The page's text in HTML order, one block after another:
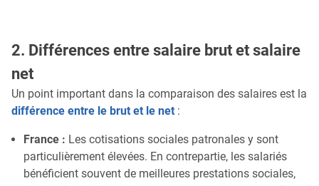
2. Différences entre salaire brut et salaire
net
Un point important dans la comparaison des salaires est la
différence entre le brut et le net :
France : Les cotisations sociales patronales y sont
particulièrement élevées. En contrepartie, les salariés
bénéficient souvent de meilleures prestations sociales,